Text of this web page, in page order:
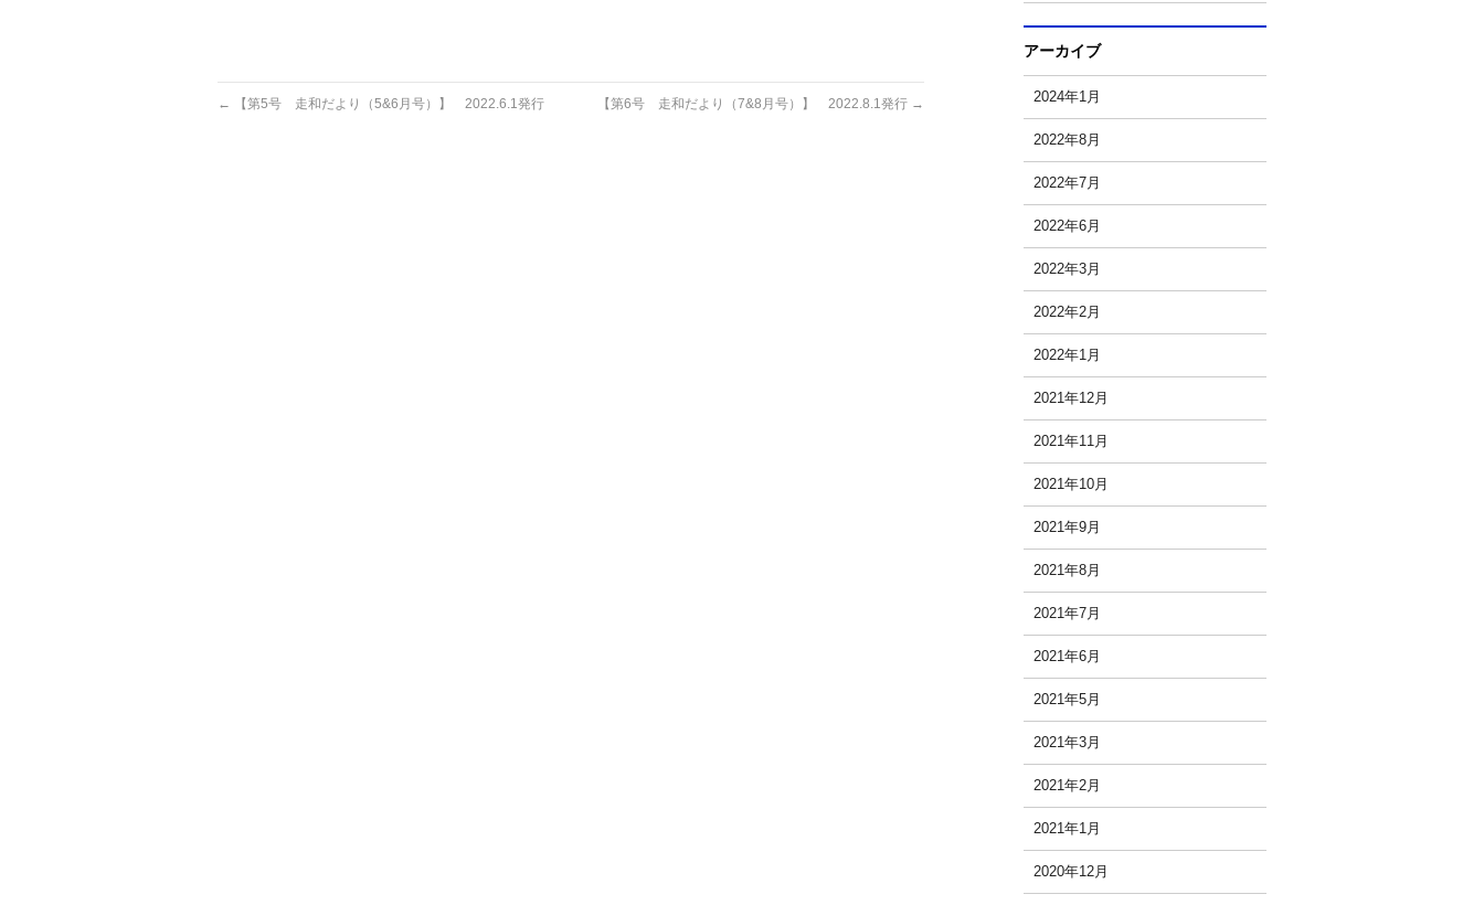
← 【第5号 走和だより（5&6月号）】 2022.6.1発行 【第6号 走和だより（7&8月号）】 2022.8.1発行 →
アーカイブ
2024年1月
2022年8月
2022年7月
2022年6月
2022年3月
2022年2月
2022年1月
2021年12月
2021年11月
2021年10月
2021年9月
2021年8月
2021年7月
2021年6月
2021年5月
2021年3月
2021年2月
2021年1月
2020年12月